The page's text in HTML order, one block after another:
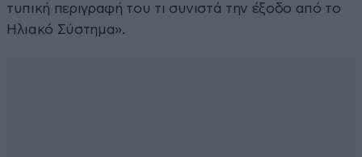
τυπική περιγραφή του τι συνιστά την έξοδο από το
Ηλιακό Σύστημα».